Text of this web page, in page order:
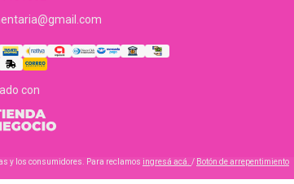
con
y los consumidores. Para reclamos ingresá acá. / Botón de arrepentimiento